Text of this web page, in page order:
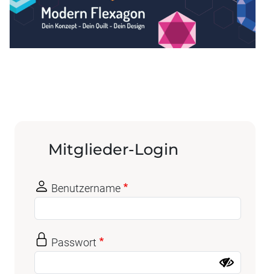
Mitglieder-Login
Benutzername
Passwort